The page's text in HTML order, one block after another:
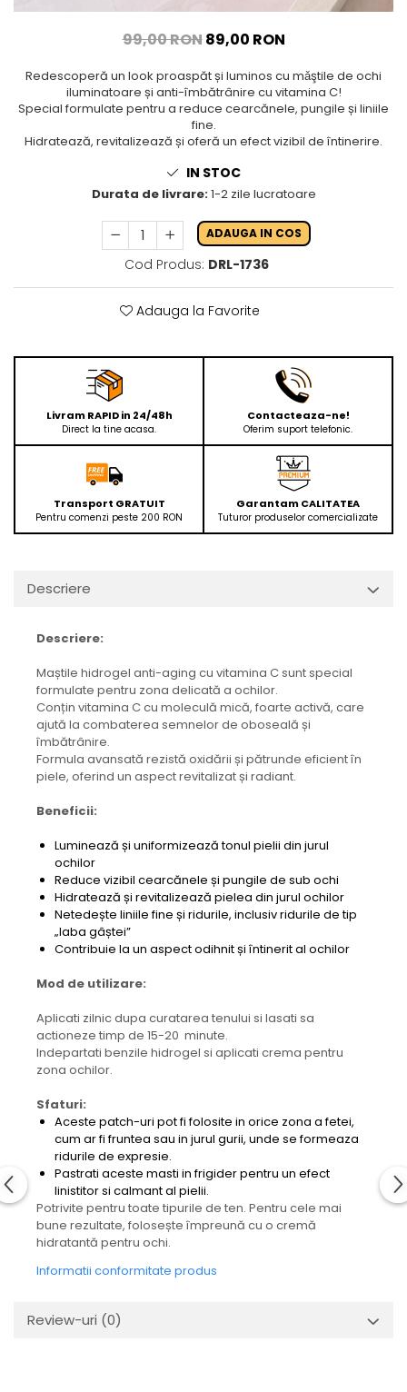
99,00 RON89,00 RON
Redescoperă un look proaspăt și luminos cu mǎştile de ochi
iluminatoare și anti-îmbătrânire cu vitamina C!
Special formulate pentru a reduce cearcănele, pungile și liniile
fine.
Hidratează, revitalizează și oferă un efect vizibil de întinerire.
IN STOC
Durata de livrare:1-2 zile lucratoare
ADAUGA IN COS
Cod Produs: DRL-1736
Adauga la Favorite
Livram RAPID in 24/48h
Direct la tine acasa.
Contacteaza-ne!
Oferim suport telefonic.
Transport GRATUIT
Pentru comenzi peste 200 RON
Garantam CALITATEA
Tuturor produselor comercializate
Descriere
Descriere:
Maștile hidrogel anti-aging cu vitamina C sunt special
formulate pentru zona delicată a ochilor.
Conțin vitamina C cu moleculă mică, foarte activă, care
ajută la combaterea semnelor de oboseală și
îmbătrânire.
Formula avansată rezistă oxidării și pătrunde eficient în
piele, oferind un aspect revitalizat și radiant.
Beneficii:
Luminează și uniformizează tonul pielii din jurul
ochilor
Reduce vizibil cearcănele și pungile de sub ochi
Hidratează și revitalizează pielea din jurul ochilor
Netedește liniile fine și ridurile, inclusiv ridurile de tip
„laba gâștei”
Contribuie la un aspect odihnit și întinerit al ochilor
Mod de utilizare:
Aplicati zilnic dupa curatarea tenului si lasati sa
actioneze timp de 15-20 minute.
Indepartati benzile hidrogel si aplicati crema pentru
zona ochilor.
Sfaturi:
Aceste patch-uri pot fi folosite in orice zona a fetei,
cum ar fi fruntea sau in jurul gurii, unde se formeaza
ridurile de expresie.
Pastrati aceste masti in frigider pentru un efect
linistitor si calmant al pielii.
Potrivite pentru toate tipurile de ten. Pentru cele mai
bune rezultate, folosește împreună cu o cremă
hidratantă pentru ochi.
Informatii conformitate produs
Review-uri (0)